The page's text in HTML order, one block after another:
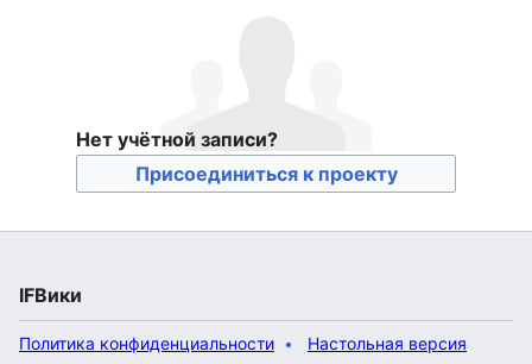
Нет учётной записи?
Присоединиться к проекту
IFВики
Политика конфиденциальности Настольная версия